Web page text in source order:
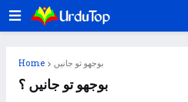
Home بوجھو تو جانیں
بوجھو تو جانیں ؟